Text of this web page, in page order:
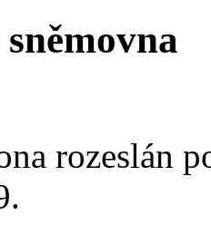
rozeslán